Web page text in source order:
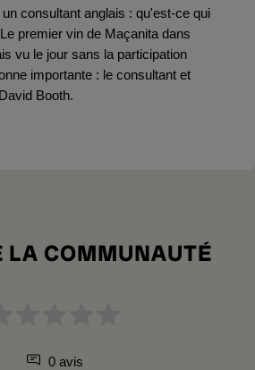
consultant anglais : qu'est-ce qui
premier vin de Maçanita dans
vu le jour sans la participation
importante : le consultant et
Booth.
LA COMMUNAUTÉ
0 avis